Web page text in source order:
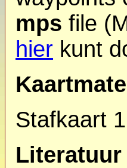
mps file
hier kunt
Stafkaart
Literatuur